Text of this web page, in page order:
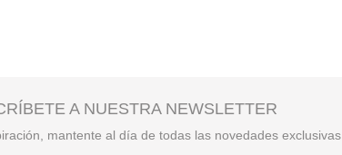
A NUESTRA NEWSLETTER
mantente al día de todas las novedades exclusivas